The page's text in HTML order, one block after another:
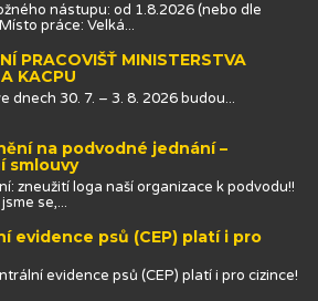
nástupu: od 1.8.2026 (nebo dle
práce: Velká...
PRACOVIŠŤ MINISTERSTVA
KACPU
dnech 30. 7. – 3. 8. 2026 budou...
na podvodné jednání –
smlouvy
zneužití loga naší organizace k podvodu!!
se,...
evidence psů (CEP) platí i pro
evidence psů (CEP) platí i pro cizince!